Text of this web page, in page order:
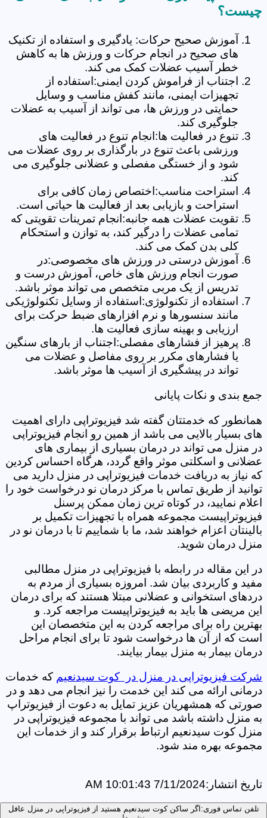
چیست؟
آموزش صحیح حرکات: یادگیری و استفاده از تکنیک
های صحیح در انجام حرکات و ورزش ها به کاهش
خطر آسیب عضلات کمک می کند.
اجتناب از فراموش کردن ایمنی:استفاده از
تجهیزات ایمنی، مانند کفش مناسب و وسایل
حمایتی در ورزش ها، می تواند از آسیب به عضلات
جلوگیری کند.
تنوع در فعالیت ها:انجام تنوع در فعالیت های
ورزشی باعث تنوع در بارگذاری بر روی عضلات می
شود و از خستگی مفصلی و عضلانی جلوگیری می
کند.
استراحت مناسب:اختصاص زمان کافی برای
استراحت و بازیابی بعد از فعالیت ها حیاتی است.
تقویت عضلات همه جانبه:انجام تمرینات تقویتی که
تمامی عضلات را درگیر کند، به توازن و استحکام
کلی بدن کمک می کند.
آموزش درستی در ورزش های مخصوصی:در
صورت انجام ورزش های خاص، آموزش درست و
تدریس از یک مربی متخصص می تواند موثر باشد.
استفاده از تکنولوژی:استفاده از وسایل تکنولوژیکی
مانند سنسورها و نرم افزارهای ضبط حرکت برای
ارزیابی و بهینه سازی فعالیت ها.
پرهیز از فشارهای مفصلی:اجتناب از بارهای سنگین
یا فشارهای مکرر بر روی مفاصل و عضلات می
تواند در پیشگیری از آسیب ها موثر باشد.
جمع بندی و نکات پایانی
همانطور که خدمتتان گفته شد فیزیوتراپی دارای اهمیت
های بسیار بالایی می باشد از همین رو انجام فیزیوتراپی
در منزل می تواند در درمان بسیاری از بیماری های
عضلانی و اسکلتی موثر واقع گردد، هرگاه احساس کردین
که نیاز به دریافت خدمات فیزیوتراپی در منزل دارید می
توانید از طریق تماس با مرکز درمان نو درخواست خود را
اعلام نمایید، در کوتاه ترین زمان ممکن پرسنل
فیزیوتراپیست مجموعه همراه با تجهیزات تکمیل بر
بالینتان اعزام خواهند شد، ما با شماییم تا با درمان نو در
منزل درمان شوید.
در این مقاله در رابطه با فیزیوتراپی در منزل مطالبی
مفید و کاربردی بیان شد. امروزه بسیاری از مردم به
دردهای استخوانی و عضلانی مبتلا هستند که برای درمان
این مریضی ها باید به فیزیوتراپیست مراجعه کرد. و
بهترین راه برای مراجعه کردن به این متخصصان این
است که از آن ها درخواست شود تا برای انجام مراحل
درمان بیمار به منزل بیمار بیایند.
شرکت فیزیوتراپی در منزل در کوت سیدنعیم که خدمات
درمانی ارائه می کند این خدمت را نیز انجام می دهد و در
صورتی که همشهریان عزیز تمایل به دعوت از فیزیوتراپ
به منزل داشته باشد می تواند با مجموعه فیزیوتراپی در
منزل کوت سیدنعیم ارتباط برقرار کند و از خدمات این
مجموعه بهره مند شود.
تاریخ انتشار:7/11/2024 10:01:43 AM
تلفن تماس فوری: اگر ساکن کوت سیدنعیم هستید از فیزیوتراپی در منزل عافل